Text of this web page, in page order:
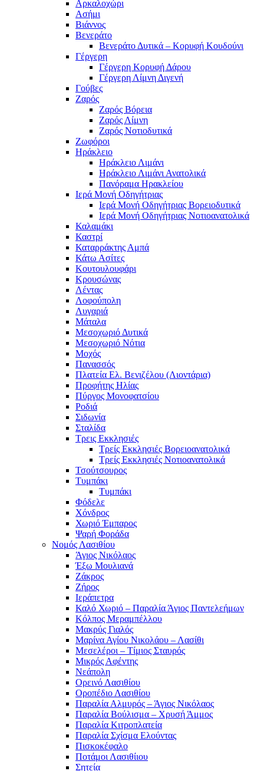
Αρκαλοχώρι
Ασήμι
Βιάννος
Βενεράτο
Βενεράτο Δυτικά – Κορυφή Κουδούνι
Γέργερη
Γέργερη Κορυφή Δάρου
Γέργερη Λίμνη Διγενή
Γούβες
Ζαρός
Ζαρός Βόρεια
Ζαρός Λίμνη
Ζαρός Νοτιοδυτικά
Ζωφόροι
Ηράκλειο
Ηράκλειο Λιμάνι
Ηράκλειο Λιμάνι Ανατολικά
Πανόραμα Ηρακλείου
Ιερά Μονή Οδηγήτριας
Ιερά Μονή Οδηγήτριας Βορειοδυτικά
Ιερά Μονή Οδηγήτριας Νοτιοανατολικά
Καλαμάκι
Καστρί
Καταρράκτης Αμπά
Κάτω Ασίτες
Κουτουλουφάρι
Κρουσώνας
Λέντας
Λοφούπολη
Λυγαριά
Μάταλα
Μεσοχωριό Δυτικά
Μεσοχωριό Νότια
Μοχός
Πανασσός
Πλατεία Ελ. Βενιζέλου (Λιοντάρια)
Προφήτης Ηλίας
Πύργος Μονοφατσίου
Ροδιά
Σιδωνία
Σταλίδα
Τρεις Εκκλησιές
Τρείς Εκκλησιές Βορειοανατολικά
Τρείς Εκκλησιές Νοτιοανατολικά
Τσούτσουρος
Τυμπάκι
Τυμπάκι
Φόδελε
Χόνδρος
Χωριό Έμπαρος
Ψαρή Φοράδα
Νομός Λασιθίου
Άγιος Νικόλαος
Έξω Μουλιανά
Ζάκρος
Ζήρος
Ιεράπετρα
Καλό Χωριό – Παραλία Άγιος Παντελεήμων
Κόλπος Μεραμπέλλου
Μακρύς Γιαλός
Μαρίνα Αγίου Νικολάου – Λασίθι
Μεσελέροι – Τίμιος Σταυρός
Μικρός Αφέντης
Νεάπολη
Ορεινό Λασιθίου
Οροπέδιο Λασιθίου
Παραλία Αλμυρός – Άγιος Νικόλαος
Παραλία Βούλισμα – Χρυσή Άμμος
Παραλία Κιτροπλατεία
Παραλία Σχίσμα Ελούντας
Πισκοκέφαλο
Ποτάμοι Λασιθίιου
Σητεία